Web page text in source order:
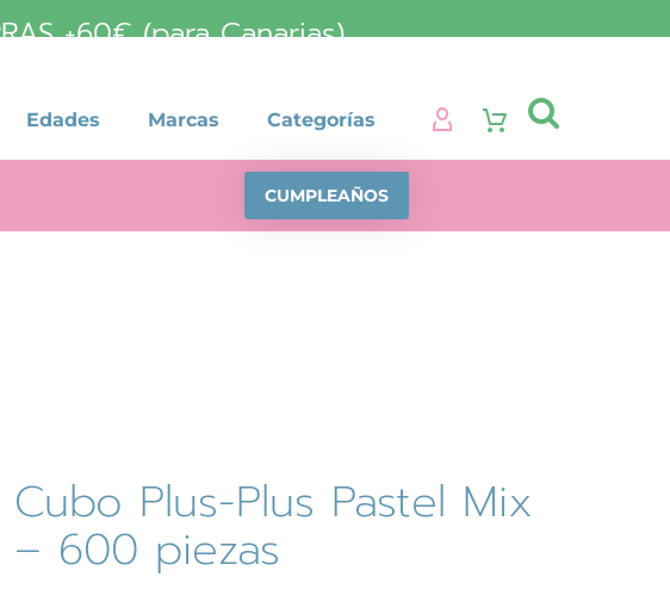
+60€ (para Canarias)
Edades Marcas Categorías 
CUMPLEAÑOS
Cubo Plus-Plus Pastel Mix
– 600 piezas